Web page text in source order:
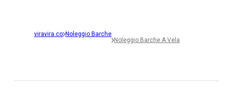
viravira.co Noleggio Barche
Noleggio Barche A Vela